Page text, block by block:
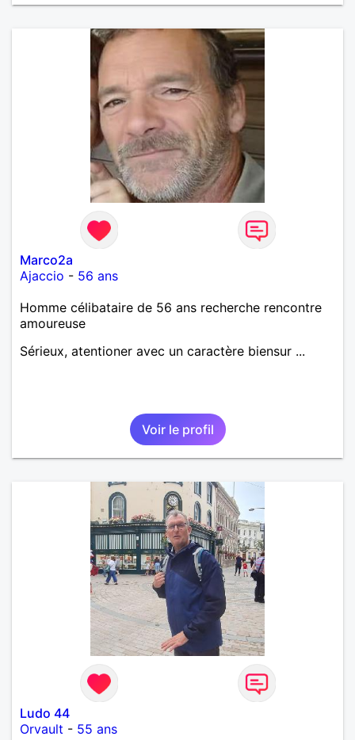
Marco2a
Ajaccio - 56 ans
Homme célibataire de 56 ans recherche rencontre
amoureuse
Sérieux, atentioner avec un caractère biensur ...
Voir le profil
Ludo 44
Orvault - 55 ans